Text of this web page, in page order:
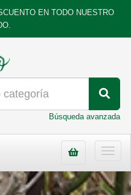
EN TODO NUESTRO
Búsqueda avanzada